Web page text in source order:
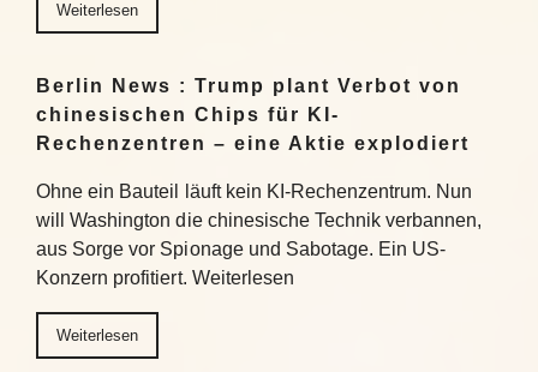
Weiterlesen
Berlin News : Trump plant Verbot von
chinesischen Chips für KI-
Rechenzentren – eine Aktie explodiert
Ohne ein Bauteil läuft kein KI-Rechenzentrum. Nun
will Washington die chinesische Technik verbannen,
aus Sorge vor Spionage und Sabotage. Ein US-
Konzern profitiert. Weiterlesen
Weiterlesen